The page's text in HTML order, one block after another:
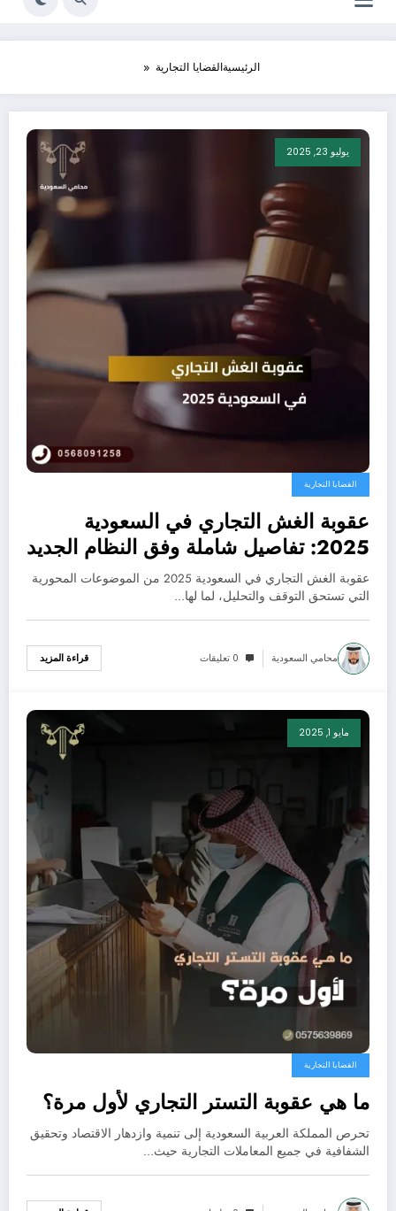
الرئيسيةالقضايا التجارية
يوليو 23, 2025
القضايا التجارية
عقوبة الغش التجاري في السعودية
2025: تفاصيل شاملة وفق النظام الجديد
عقوبة الغش التجاري في السعودية 2025 من الموضوعات المحورية
التي تستحق التوقف والتحليل، لما لها…
محامي السعودية 0 تعليقات قراءة المزيد
مايو 1, 2025
القضايا التجارية
ما هي عقوبة التستر التجاري لأول مرة؟
تحرص المملكة العربية السعودية إلى تنمية وازدهار الاقتصاد وتحقيق
الشفافية في جميع المعاملات التجارية حيث…